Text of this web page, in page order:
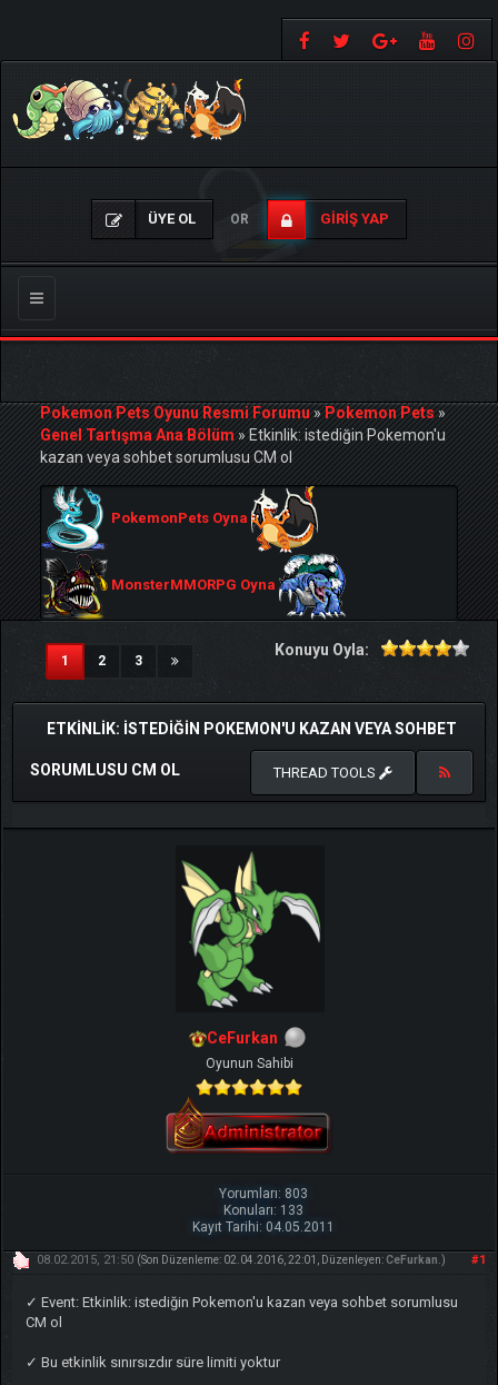
ÜYE OL OR GIRIŞ YAP
Gezinmeyi
Değiştir
Pokemon Pets Oyunu Resmi Forumu»Pokemon Pets»
Genel Tartışma Ana Bölüm»Etkinlik: istediğin Pokemon'u
kazan veya sohbet sorumlusu CM ol
PokemonPets Oyna
MonsterMMORPG Oyna
1(current)
2 3
Konuyu Oyla:
ETKINLIK: ISTEDIĞIN POKEMON'U KAZAN VEYA SOHBET
SORUMLUSU CM OL THREAD TOOLS
CeFurkan
Oyunun Sahibi
Yorumları: 803
Konuları: 133
Kayıt Tarihi: 04.05.2011
#1
08.02.2015, 21:50 (Son Düzenleme: 02.04.2016, 22:01, Düzenleyen: CeFurkan .)
✓ Event: Etkinlik: istediğin Pokemon'u kazan veya sohbet sorumlusu
CM ol
✓ Bu etkinlik sınırsızdır süre limiti yoktur